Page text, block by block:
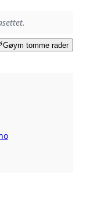
Gøym tomme rader